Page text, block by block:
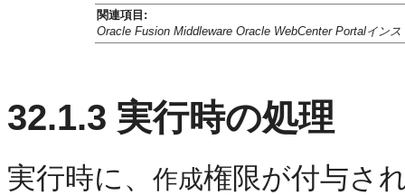
関連項目:
Oracle Fusion Middleware Oracle WebCenter Portalイン
32.1.3 実行時の処理
実行時に、 作成権限が付与さ